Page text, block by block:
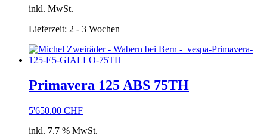
inkl. MwSt.
Lieferzeit: 2 - 3 Wochen
Primavera 125 ABS 75TH
5'650.00 CHF
inkl. 7.7 % MwSt.